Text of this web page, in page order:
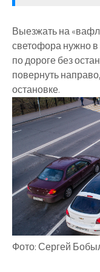
Выезжать на
светофора нужно в
по дороге без
повернуть
остановке.
Фото: Сергей